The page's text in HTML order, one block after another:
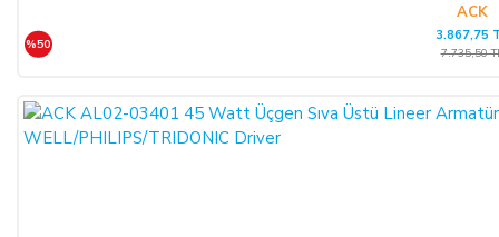
ACK
%50
3.867,75
7.735,50